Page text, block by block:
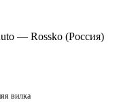
— Rossko (Россия)
вилка